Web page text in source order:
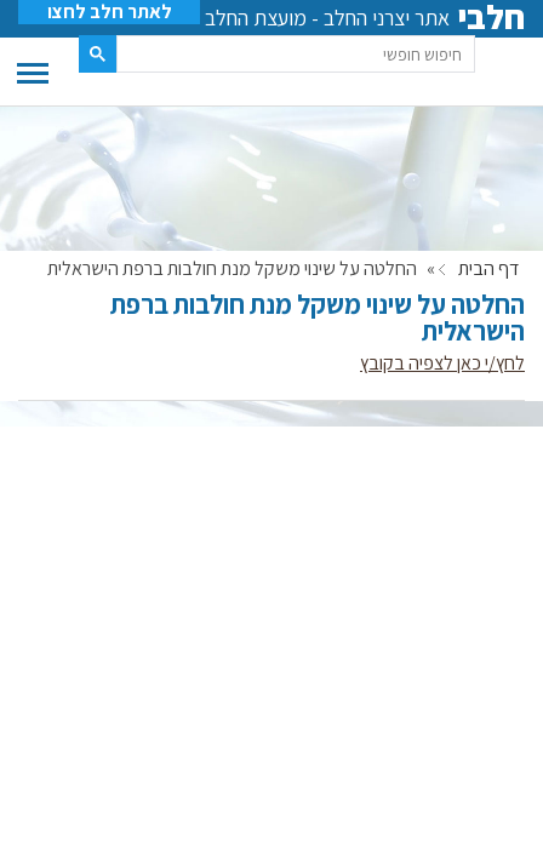
חלבי אתר יצרני החלב - מועצת החלב לאתר חלב לחצו
דף הבית » החלטה על שינוי משקל מנת חולבות ברפת הישראלית
החלטה על שינוי משקל מנת חולבות ברפת
הישראלית
לחץ/י כאן לצפיה בקובץ